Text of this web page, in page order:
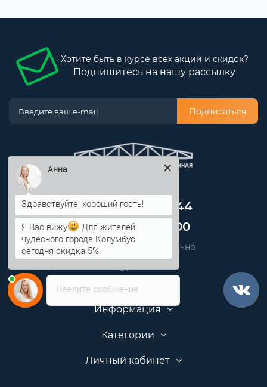
Хотите быть в курсе всех акций и скидок?
Подпишитесь на нашу рассылку
Подписаться
+7 (499) 705-80-44
+7 (812) 389-48-00
Звоните нам круглосуточно
Информация
Категории
Личный кабинет
Введите сообщение
Анна
Я Вас вижу
Для жителей
чудесного города Колумбус
сегодня скидка 5%